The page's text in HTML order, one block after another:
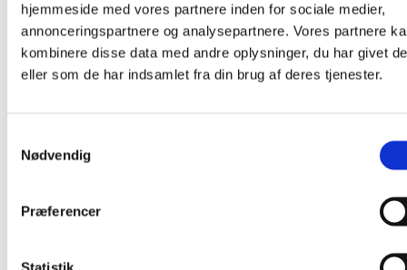
hjemmeside med vores partnere inden for sociale medier,
annonceringspartnere og analysepartnere. Vores partnere
kombinere disse data med andre oplysninger, du har givet
eller som de har indsamlet fra din brug af deres tjenester.
Nødvendig
Præferencer
Statistik
Little Salt Twig – Ske